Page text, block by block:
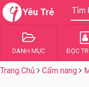
Yêu Trẻ
DANH MỤC ĐỌC
Trang Chủ Cẩm nang